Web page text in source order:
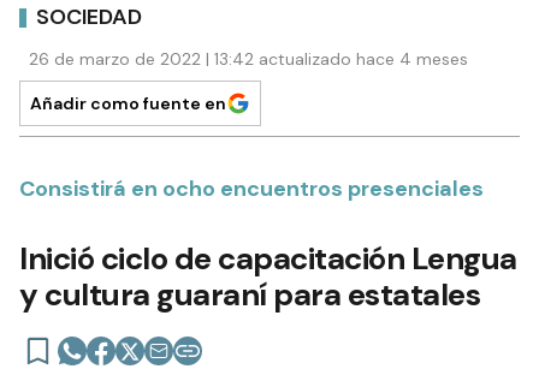
SOCIEDAD
26 de marzo de 2022 | 13:42 actualizado hace 4 meses
Añadir como fuente en
Consistirá en ocho encuentros presenciales
Inició ciclo de capacitación Lengua
y cultura guaraní para estatales